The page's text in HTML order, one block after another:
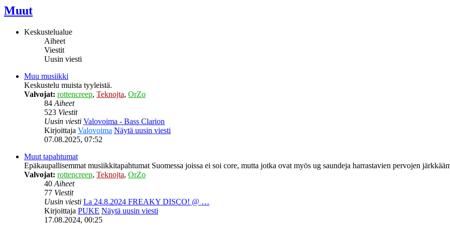
Muut
Keskustelualue
Aiheet
Viestit
Uusin viesti
Muu musiikki
Keskustelu muista tyyleistä.
Valvojat: rottencreep, Teknojta, OrZo
84 Aiheet
523 Viestit
Uusin viesti Valovoima - Bass Clarion
Kirjoittaja Valovoima Näytä uusin viesti
07.08.2025, 07:52
Muut tapahtumat
Epäkaupallisemmat musiikkitapahtumat Suomessa joissa ei soi core, mutta jotka ovat myös ug saundeja harrastavien pervojen
Valvojat: rottencreep, Teknojta, OrZo
40 Aiheet
77 Viestit
Uusin viesti La 24.8.2024 FREAKY DISCO! @ …
Kirjoittaja PUKE Näytä uusin viesti
17.08.2024, 00:25